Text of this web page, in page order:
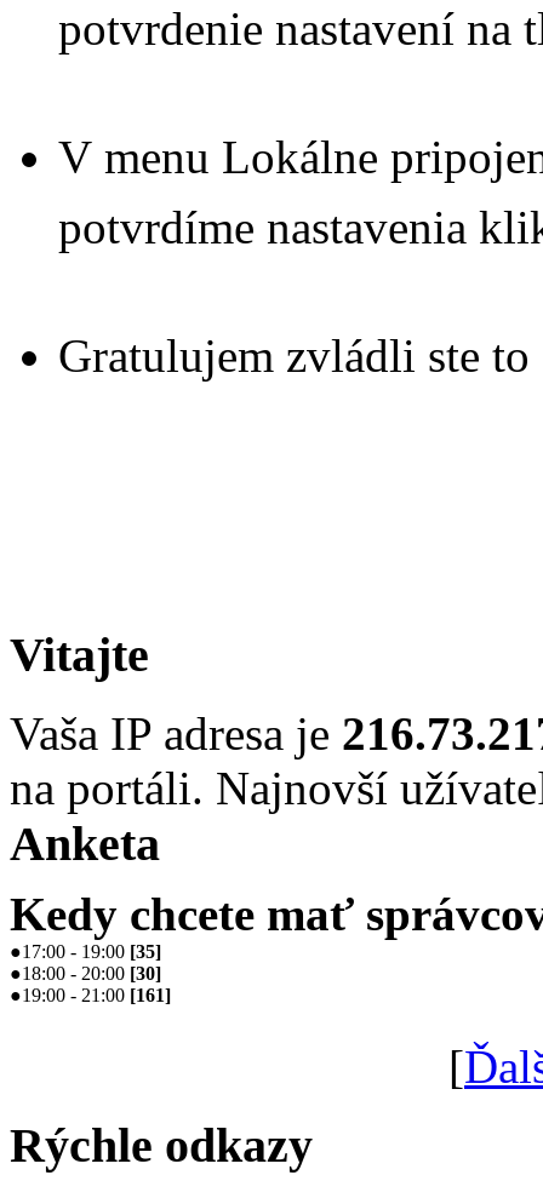
potvrdenie nastavení na
V menu Lokálne
potvrdíme nastavenia
Gratulujem zvládli ste to
Vitajte
Vaša IP adresa je
na portáli. Najnovší
Anketa
Kedy chcete mať
●17:00 - 19:00 [35]
●18:00 - 20:00 [30]
●19:00 - 21:00 [161]
[
Rýchle odkazy